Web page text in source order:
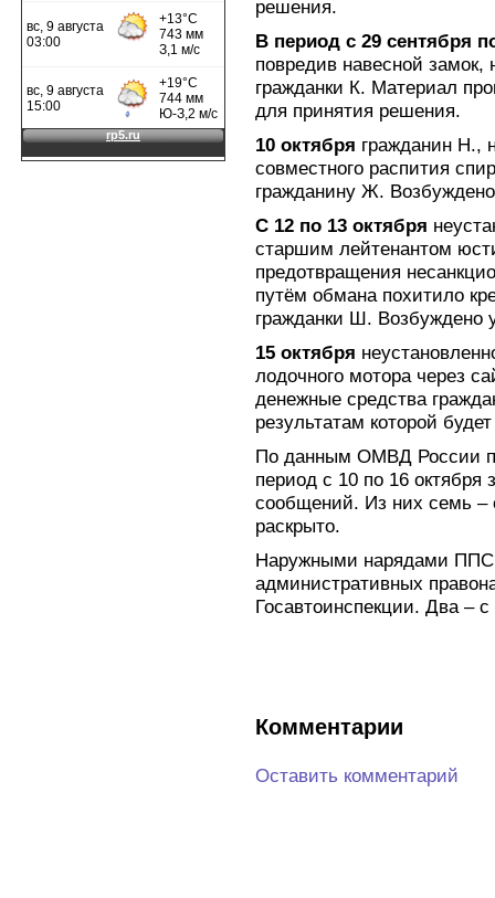
решения.
В период с 29 сентября
повредив навесной замок,
гражданки К. Материал
для принятия решения.
10 октября гражданин Н.,
совместного распития
гражданину Ж.
С 12 по 13 октября
старшим лейтенантом
предотвращения
путём обмана похитило
гражданки Ш. Возбуждено
15 октября
лодочного мотора через
денежные средства
результатам которой
По данным ОМВД России
период с 10 по 16 октября
сообщений. Из них семь –
раскрыто.
Наружными нарядами
административных
Госавтоинспекции. Два –
Комментарии
Оставить комментарий